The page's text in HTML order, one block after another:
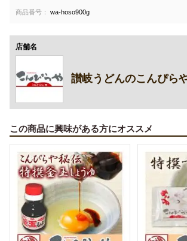
商品番号： wa-hoso900g
店舗名
讃岐うどんのこんぴら
この商品に興味がある方にオススメ